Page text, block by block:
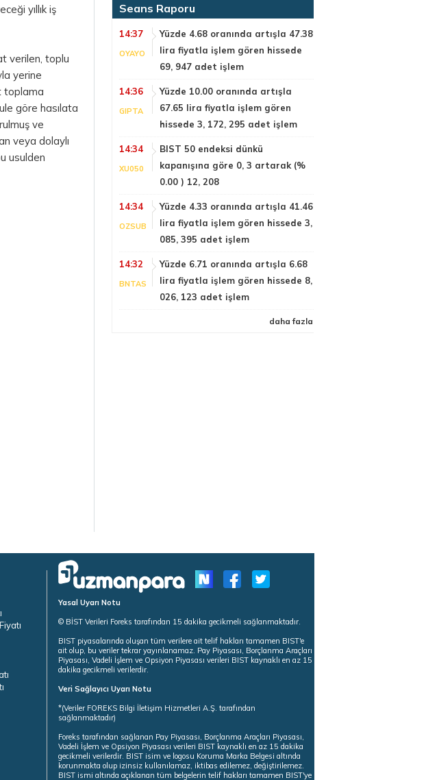
yıllık iş
verilen, toplu
yerine
toplama
göre hasılata
ve
veya dolaylı
usulden
Seans Raporu
14:37
OYAYO
Yüzde 4.68 oranında artışla 47.38
lira fiyatla işlem gören hissede
69, 947 adet işlem
14:36
GIPTA
Yüzde 10.00 oranında artışla
67.65 lira fiyatla işlem gören
hissede 3, 172, 295 adet işlem
14:34
XU050
BIST 50 endeksi dünkü
kapanışına göre 0, 3 artarak (%
0.00 ) 12, 208
14:34
OZSUB
Yüzde 4.33 oranında artışla 41.46
lira fiyatla işlem gören hissede 3,
085, 395 adet işlem
14:32
BNTAS
Yüzde 6.71 oranında artışla 6.68
lira fiyatla işlem gören hissede 8,
026, 123 adet işlem
daha fazla
Yasal Uyarı Notu
© BİST Verileri Foreks tarafından 15 dakika gecikmeli sağlanmaktadır.
BIST piyasalarında oluşan tüm verilere ait telif hakları tamamen BIST'e
ait olup, bu veriler tekrar yayınlanamaz. Pay Piyasası, Borçlanma Araçları
Piyasası, Vadeli İşlem ve Opsiyon Piyasası verileri BIST kaynaklı en az 15
dakika gecikmeli verilerdir.
Veri Sağlayıcı Uyarı Notu
*(Veriler FOREKS Bilgi İletişim Hizmetleri A.Ş. tarafından
sağlanmaktadır)
Foreks tarafından sağlanan Pay Piyasası, Borçlanma Araçları Piyasası,
Vadeli İşlem ve Opsiyon Piyasası verileri BIST kaynaklı en az 15 dakika
gecikmeli verilerdir. BIST isim ve logosu Koruma Marka Belgesi altında
korunmakta olup izinsiz kullanılamaz, iktibas edilemez, değiştirilemez.
BIST ismi altında açıklanan tüm belgelerin telif hakları tamamen BIST'ye